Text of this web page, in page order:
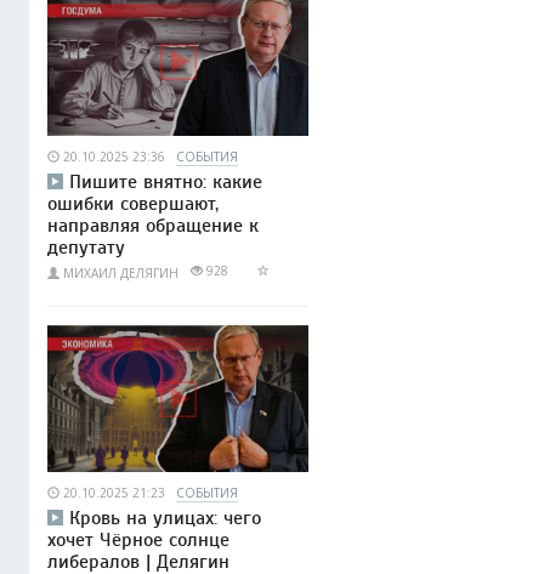
20.10.2025 23:36 СОБЫТИЯ
Пишите внятно: какие
ошибки совершают,
направляя обращение к
депутату
МИХАИЛ ДЕЛЯГИН 928
20.10.2025 21:23 СОБЫТИЯ
Кровь на улицах: чего
хочет Чёрное солнце
либералов | Делягин